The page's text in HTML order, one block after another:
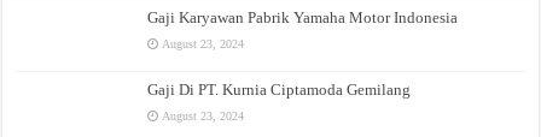
Gaji Karyawan Pabrik Yamaha Motor Indonesia
August 23, 2024
Gaji Di PT. Kurnia Ciptamoda Gemilang
August 23, 2024